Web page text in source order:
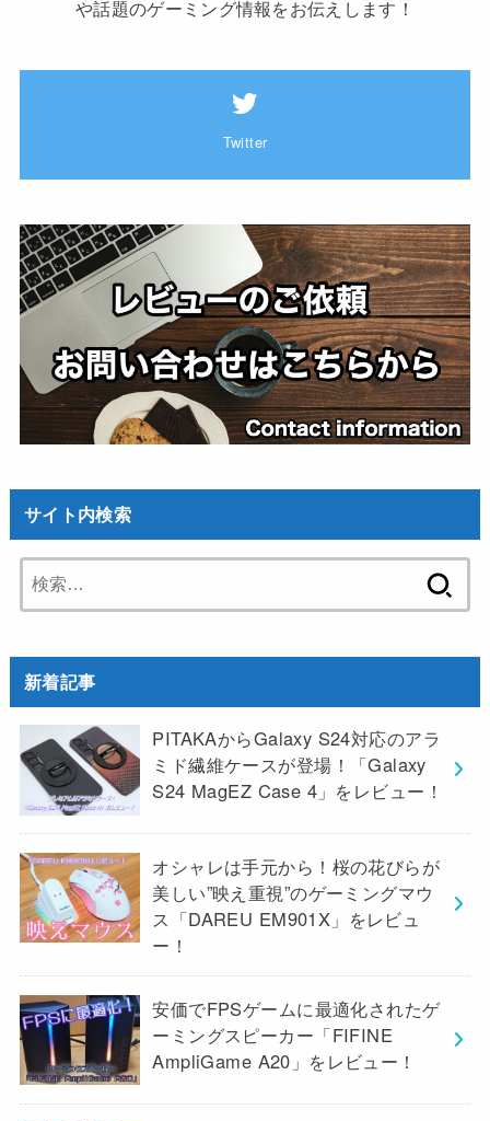
や話題のゲーミング情報をお伝えします！
Twitter
サイト内検索
索:
新着記事
PITAKAからGalaxy S24対応のアラ
ミド繊維ケースが登場！「Galaxy
S24 MagEZ Case 4」をレビュー！
オシャレは手元から！桜の花びらが
美しい”映え重視”のゲーミングマウ
ス「DAREU EM901X」をレビュ
ー！
安価でFPSゲームに最適化されたゲ
ーミングスピーカー「FIFINE
AmpliGame A20」をレビュー！